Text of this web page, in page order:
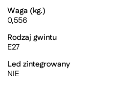
Waga (kg.)
0,556
Rodzaj gwintu
E27
Led zintegrowany
NIE